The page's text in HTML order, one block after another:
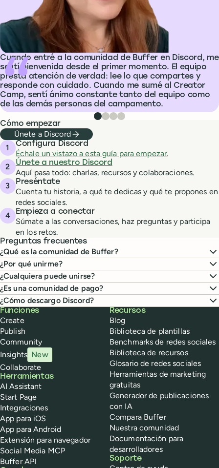
Cuando entré a la comunidad de Buffer en Discord, me
sentí bienvenida desde el primer momento. El equipo
presta atención de verdad: lee lo que compartes y
responde con cuidado. Cuando me sumé al Creator
Camp, sentí ánimo constante tanto del equipo como
de las demás personas del campamento.
Testimonio de Jillian Johnson
Testimonio de Samta
Testimonio de Aleksandra
Testimonio de Heather
Cómo empezar
Únete a Discord
Configura Discord
Échale un vistazo a esta guía para empezar.
Únete a nuestro Discord
Aquí pasa todo: charlas, recursos y colaboraciones.
Preséntate
Cuenta tu historia, a qué te dedicas y qué te propones en
redes sociales.
Empieza a conectar
Súmate a las conversaciones, haz preguntas y participa
en los retos.
Preguntas frecuentes
¿Qué es la comunidad de Buffer?
¿Por qué unirme?
¿Cualquiera puede unirse?
¿Es una comunidad de pago?
¿Cómo descargo Discord?
Buffer
Funciones
Create
Publish
Community
Insights New
Collaborate
Herramientas
AI Assistant
Start Page
Integraciones
App para iOS
App para Android
Extensión para navegador
Social Media MCP
Buffer API
Recursos
Blog
Biblioteca de plantillas
Benchmarks de redes sociales
Biblioteca de recursos
Glosario de redes sociales
Herramientas de marketing
gratuitas
Generador de publicaciones
con IA
Compara Buffer
Nuestra comunidad
Documentación para
desarrolladores
Soporte